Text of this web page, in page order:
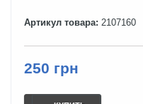
Артикул товара: 2107160
250 грн